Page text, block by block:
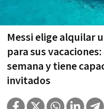
Messi elige alquilar
para sus
semana y tiene
invitados